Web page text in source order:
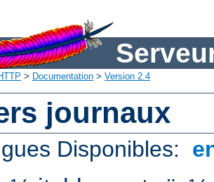
> Documentation > Version 2.4
journaux
Disponibles: